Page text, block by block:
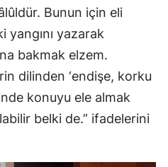
Bunun için eli
yazarak
bakmak elzem.
dilinden ‘endişe, korku
konuyu ele almak
belki de.” ifadelerini